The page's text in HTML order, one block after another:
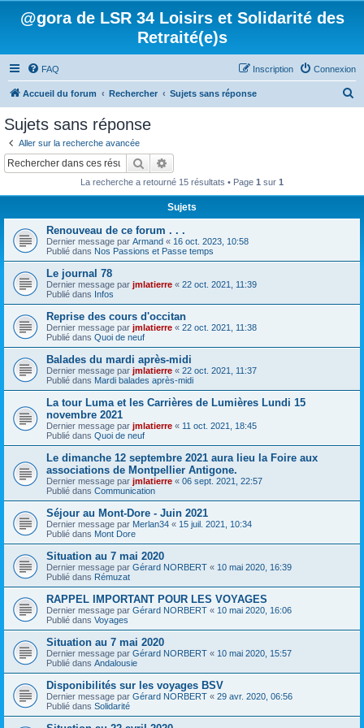
@gora de LSR 34 Loisirs et Solidarité des
Retraité(e)s
FAQ Connexion
Inscription
Accueil du forum Rechercher Sujets sans réponse
Sujets sans réponse
Aller sur la recherche avancée
Rechercher
La recherche a retourné 15 résultats • Page 1 sur 1
Sujets
Renouveau de ce forum . . .
Dernier message par Armand « 16 oct. 2023, 10:58
Publié dans Nos Passions et Passe temps
Le journal 78
Dernier message par jmlatierre « 22 oct. 2021, 11:39
Publié dans Infos
Reprise des cours d'occitan
Dernier message par jmlatierre « 22 oct. 2021, 11:38
Publié dans Quoi de neuf
Balades du mardi après-midi
Dernier message par jmlatierre « 22 oct. 2021, 11:37
Publié dans Mardi balades après-midi
La tour Luma et les Carrières de Lumières Lundi 15
novembre 2021
Dernier message par jmlatierre « 11 oct. 2021, 18:45
Publié dans Quoi de neuf
Le dimanche 12 septembre 2021 aura lieu la Foire aux
associations de Montpellier Antigone.
Dernier message par jmlatierre « 06 sept. 2021, 22:57
Publié dans Communication
Séjour au Mont-Dore - Juin 2021
Dernier message par Merlan34 « 15 juil. 2021, 10:34
Publié dans Mont Dore
Situation au 7 mai 2020
Dernier message par Gérard NORBERT « 10 mai 2020, 16:39
Publié dans Rémuzat
RAPPEL IMPORTANT POUR LES VOYAGES
Dernier message par Gérard NORBERT « 10 mai 2020, 16:06
Publié dans Voyages
Situation au 7 mai 2020
Dernier message par Gérard NORBERT « 10 mai 2020, 15:57
Publié dans Andalousie
Disponibilités sur les voyages BSV
Dernier message par Gérard NORBERT « 29 avr. 2020, 06:56
Publié dans Solidarité